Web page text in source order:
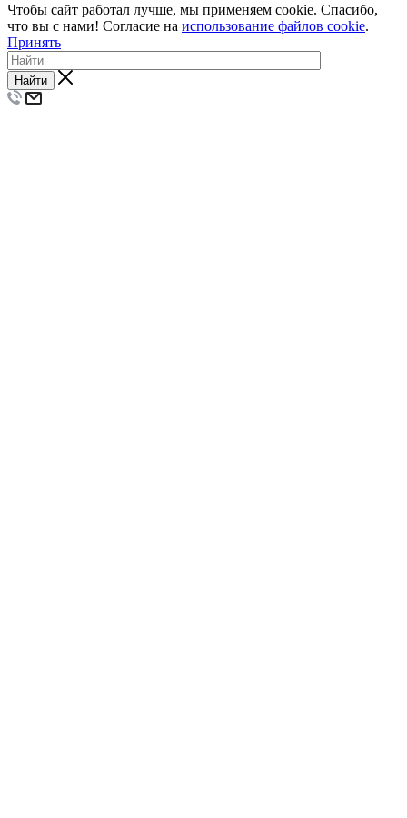
Чтобы сайт работал лучше, мы применяем cookie. Спасибо,
что вы с нами! Согласие на использование файлов cookie.
Принять
Найти